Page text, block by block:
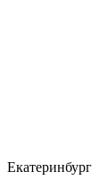
Екатеринбург